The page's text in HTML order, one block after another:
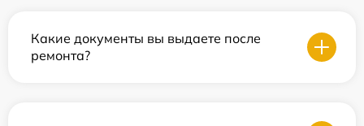
Какие документы вы выдаете после
ремонта?